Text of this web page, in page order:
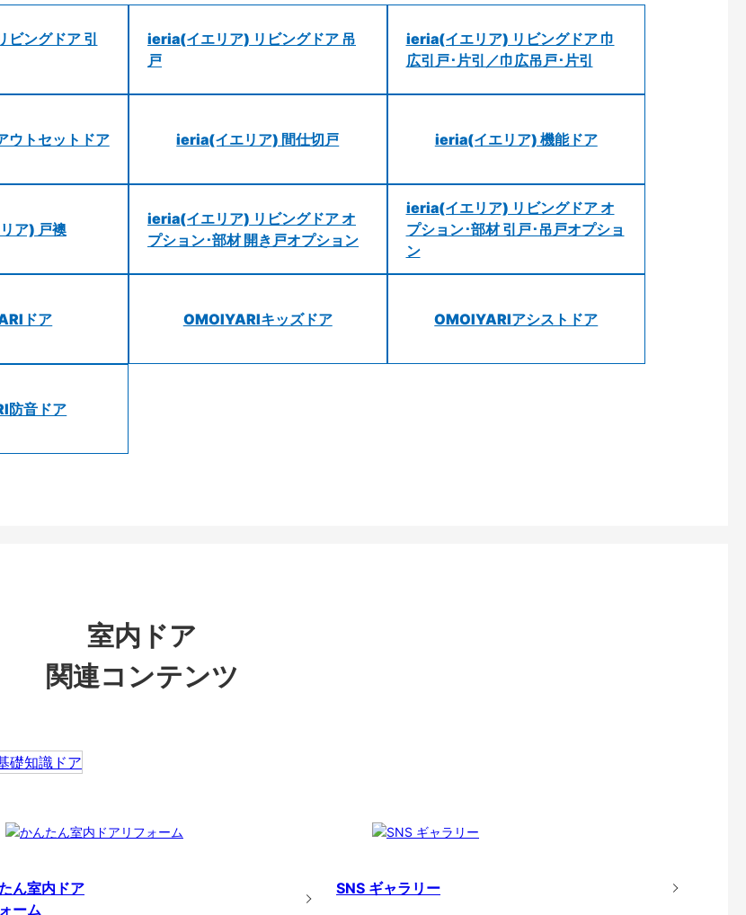
ングドア 引
ieria(イエリア) リビングドア 吊
戸
ieria(イエリア) リビングドア 巾
広引戸･片引／巾広吊戸･片引
ウトセットドア ieria(イエリア) 間仕切戸 ieria(イエリア) 機能ドア
ア) 戸襖
ieria(イエリア) リビングドア オ
プション･部材 開き戸オプション
ieria(イエリア) リビングドア オ
プション･部材 引戸･吊戸オプショ
ン
ドア OMOIYARIキッズドア OMOIYARIアシストドア
防音ドア
室内ドア
関連コンテンツ
ん室内ドア
ーム
SNS ギャラリー